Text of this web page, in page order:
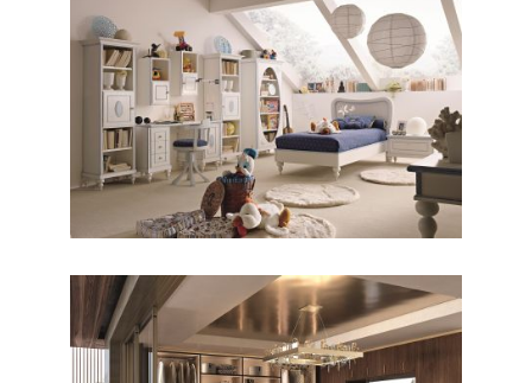
CLASSICO / CAMERETTE
Colibrì Comp. 4